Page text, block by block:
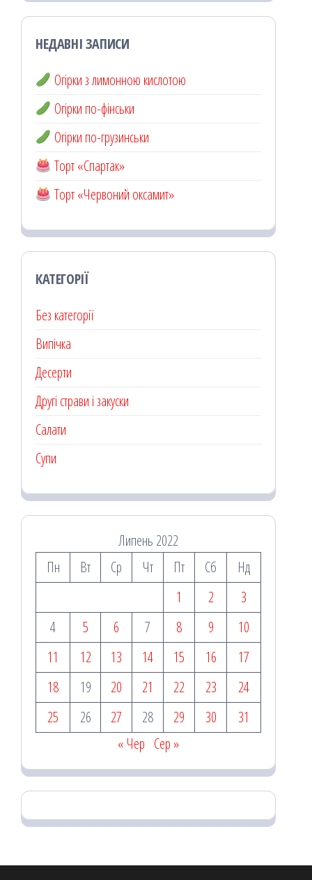
НЕДАВНІ ЗАПИСИ
Огірки з лимонною кислотою
Огірки по-фінськи
Огірки по-грузинськи
Торт «Спартак»
Торт «Червоний оксамит»
КАТЕГОРІЇ
Без категорії
Випічка
Десерти
Другі страви і закуски
Салати
Супи
Липень 2022
Пн
Вт Ср Чт Пт Сб
Нд
1
2
3
4
5 6 7 8 9
10
11
12 13 14 15 16
17
18
19 20 21 22 23
24
25
26 27 28 29 30
31
« Чер Сер »